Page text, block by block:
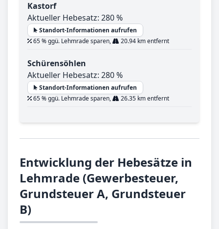
Kastorf
Aktueller Hebesatz: 280 %
Standort-Informationen aufrufen
65 % ggü. Lehmrade sparen,
20.94 km entfernt
Schürensöhlen
Aktueller Hebesatz: 280 %
Standort-Informationen aufrufen
65 % ggü. Lehmrade sparen,
26.35 km entfernt
Entwicklung der Hebesätze in
Lehmrade (Gewerbesteuer,
Grundsteuer A, Grundsteuer
B)